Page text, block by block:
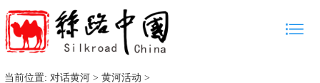
当前位置: 对话黄河 > 黄河活动 >